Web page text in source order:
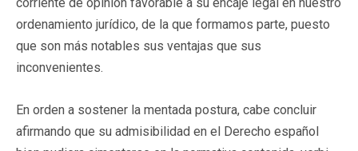
ordenamiento jurídico, de la que formamos parte, puesto
que son más notables sus ventajas que sus
inconvenientes.
En orden a sostener la mentada postura, cabe concluir
afirmando que su admisibilidad en el Derecho español